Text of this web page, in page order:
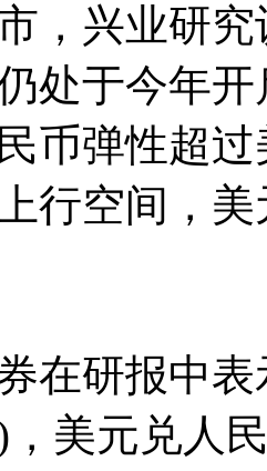
兴业研究
处于今年
币弹性超
行空间，
研报中表
美元兑人